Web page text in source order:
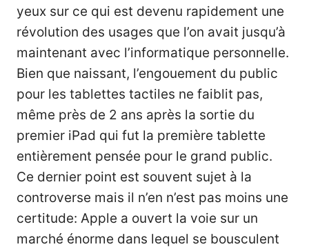
yeux sur ce qui est devenu rapidement une
révolution des usages que l’on avait jusqu’à
maintenant avec l’informatique personnelle.
Bien que naissant, l’engouement du public
pour les tablettes tactiles ne faiblit pas,
même près de 2 ans après la sortie du
premier iPad qui fut la première tablette
entièrement pensée pour le grand public.
Ce dernier point est souvent sujet à la
controverse mais il n’en n’est pas moins une
certitude: Apple a ouvert la voie sur un
marché énorme dans lequel se bousculent